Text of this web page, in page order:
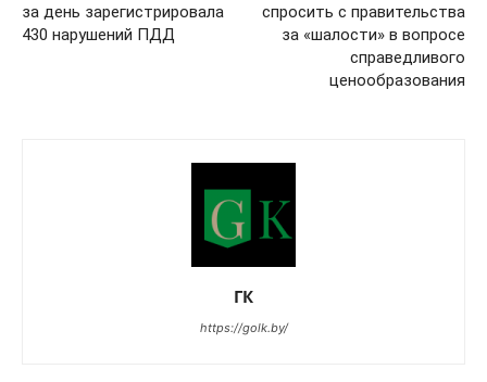
за день зарегистрировала
430 нарушений ПДД
спросить с правительства
за «шалости» в вопросе
справедливого
ценообразования
ГК
https://golk.by/